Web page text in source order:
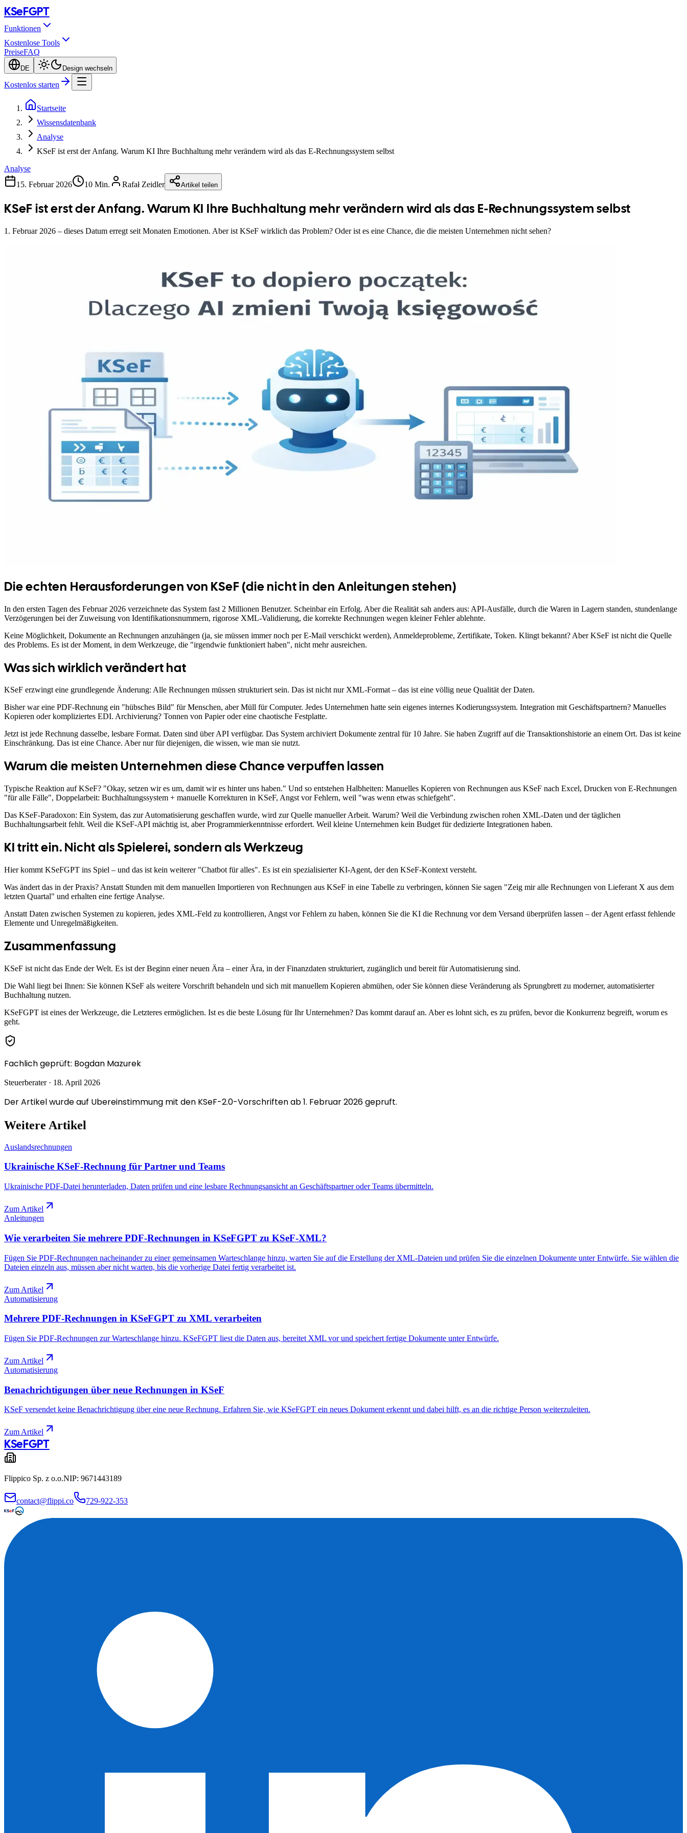
KSeFGPT
Funktionen
Kostenlose Tools
PreiseFAQ
DE Design wechseln
Kostenlos starten
Startseite
Wissensdatenbank
Analyse
KSeF ist erst der Anfang. Warum KI Ihre Buchhaltung mehr verändern wird als das E-Rechnungssystem selbst
Analyse
15. Februar 2026
10 Min. Rafał Zeidler Artikel teilen
KSeF ist erst der Anfang. Warum KI Ihre Buchhaltung mehr verändern wird als das E-Rechnungssystem selbst
1. Februar 2026 – dieses Datum erregt seit Monaten Emotionen. Aber ist KSeF wirklich das Problem? Oder ist es eine Chance, die die meisten Unternehmen nicht sehen?
Die echten Herausforderungen von KSeF (die nicht in den Anleitungen stehen)
In den ersten Tagen des Februar 2026 verzeichnete das System fast 2 Millionen Benutzer. Scheinbar ein Erfolg. Aber die Realität sah anders aus: API-Ausfälle, durch die Waren in Lagern standen, stundenlange
Verzögerungen bei der Zuweisung von Identifikationsnummern, rigorose XML-Validierung, die korrekte Rechnungen wegen kleiner Fehler ablehnte.
Keine Möglichkeit, Dokumente an Rechnungen anzuhängen (ja, sie müssen immer noch per E-Mail verschickt werden), Anmeldeprobleme, Zertifikate, Token. Klingt bekannt? Aber KSeF ist nicht die Quelle
des Problems. Es ist der Moment, in dem Werkzeuge, die "irgendwie funktioniert haben", nicht mehr ausreichen.
Was sich wirklich verändert hat
KSeF erzwingt eine grundlegende Änderung: Alle Rechnungen müssen strukturiert sein. Das ist nicht nur XML-Format – das ist eine völlig neue Qualität der Daten.
Bisher war eine PDF-Rechnung ein "hübsches Bild" für Menschen, aber Müll für Computer. Jedes Unternehmen hatte sein eigenes internes Kodierungssystem. Integration mit Geschäftspartnern? Manuelles
Kopieren oder kompliziertes EDI. Archivierung? Tonnen von Papier oder eine chaotische Festplatte.
Jetzt ist jede Rechnung dasselbe, lesbare Format. Daten sind über API verfügbar. Das System archiviert Dokumente zentral für 10 Jahre. Sie haben Zugriff auf die Transaktionshistorie an einem Ort. Das ist keine
Einschränkung. Das ist eine Chance. Aber nur für diejenigen, die wissen, wie man sie nutzt.
Warum die meisten Unternehmen diese Chance verpuffen lassen
Typische Reaktion auf KSeF? "Okay, setzen wir es um, damit wir es hinter uns haben." Und so entstehen Halbheiten: Manuelles Kopieren von Rechnungen aus KSeF nach Excel, Drucken von E-Rechnungen
"für alle Fälle", Doppelarbeit: Buchhaltungssystem + manuelle Korrekturen in KSeF, Angst vor Fehlern, weil "was wenn etwas schiefgeht".
Das KSeF-Paradoxon: Ein System, das zur Automatisierung geschaffen wurde, wird zur Quelle manueller Arbeit. Warum? Weil die Verbindung zwischen rohen XML-Daten und der täglichen
Buchhaltungsarbeit fehlt. Weil die KSeF-API mächtig ist, aber Programmierkenntnisse erfordert. Weil kleine Unternehmen kein Budget für dedizierte Integrationen haben.
KI tritt ein. Nicht als Spielerei, sondern als Werkzeug
Hier kommt KSeFGPT ins Spiel – und das ist kein weiterer "Chatbot für alles". Es ist ein spezialisierter KI-Agent, der den KSeF-Kontext versteht.
Was ändert das in der Praxis? Anstatt Stunden mit dem manuellen Importieren von Rechnungen aus KSeF in eine Tabelle zu verbringen, können Sie sagen "Zeig mir alle Rechnungen von Lieferant X aus dem
letzten Quartal" und erhalten eine fertige Analyse.
Anstatt Daten zwischen Systemen zu kopieren, jedes XML-Feld zu kontrollieren, Angst vor Fehlern zu haben, können Sie die KI die Rechnung vor dem Versand überprüfen lassen – der Agent erfasst fehlende
Elemente und Unregelmäßigkeiten.
Zusammenfassung
KSeF ist nicht das Ende der Welt. Es ist der Beginn einer neuen Ära – einer Ära, in der Finanzdaten strukturiert, zugänglich und bereit für Automatisierung sind.
Die Wahl liegt bei Ihnen: Sie können KSeF als weitere Vorschrift behandeln und sich mit manuellem Kopieren abmühen, oder Sie können diese Veränderung als Sprungbrett zu moderner, automatisierter
Buchhaltung nutzen.
KSeFGPT ist eines der Werkzeuge, die Letzteres ermöglichen. Ist es die beste Lösung für Ihr Unternehmen? Das kommt darauf an. Aber es lohnt sich, es zu prüfen, bevor die Konkurrenz begreift, worum es
geht.
Fachlich geprüft: Bogdan Mazurek
Steuerberater· 18. April 2026
Der Artikel wurde auf Ubereinstimmung mit den KSeF-2.0-Vorschriften ab 1. Februar 2026 gepruft.
Weitere Artikel
Auslandsrechnungen
Ukrainische KSeF-Rechnung für Partner und Teams
Ukrainische PDF-Datei herunterladen, Daten prüfen und eine lesbare Rechnungsansicht an Geschäftspartner oder Teams übermitteln.
Zum Artikel
Anleitungen
Wie verarbeiten Sie mehrere PDF-Rechnungen in KSeFGPT zu KSeF-XML?
Fügen Sie PDF-Rechnungen nacheinander zu einer gemeinsamen Warteschlange hinzu, warten Sie auf die Erstellung der XML-Dateien und prüfen Sie die einzelnen Dokumente unter Entwürfe. Sie wählen die
Dateien einzeln aus, müssen aber nicht warten, bis die vorherige Datei fertig verarbeitet ist.
Zum Artikel
Automatisierung
Mehrere PDF-Rechnungen in KSeFGPT zu XML verarbeiten
Fügen Sie PDF-Rechnungen zur Warteschlange hinzu. KSeFGPT liest die Daten aus, bereitet XML vor und speichert fertige Dokumente unter Entwürfe.
Zum Artikel
Automatisierung
Benachrichtigungen über neue Rechnungen in KSeF
KSeF versendet keine Benachrichtigung über eine neue Rechnung. Erfahren Sie, wie KSeFGPT ein neues Dokument erkennt und dabei hilft, es an die richtige Person weiterzuleiten.
Zum Artikel
KSeFGPT
Flippico Sp. z o.o.NIP: 9671443189
contact@flippi.co 729-922-353